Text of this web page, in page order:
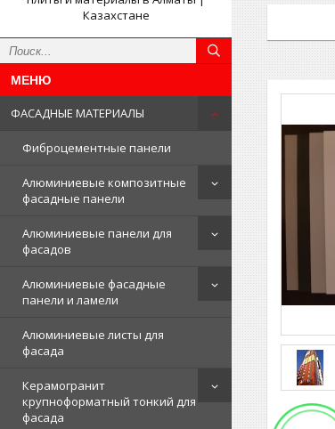
Казахстане
ФАСАДНЫЕ МАТЕРИАЛЫ
Фиброцементные панели
Алюминиевые композитные
фасадные панели
Алюминиевые панели для
фасадов
Алюминиевые фасадные
панели и ламели
Алюминиевые листы для
фасада
Керамогранит
крупноформатный тонкий для
фасада